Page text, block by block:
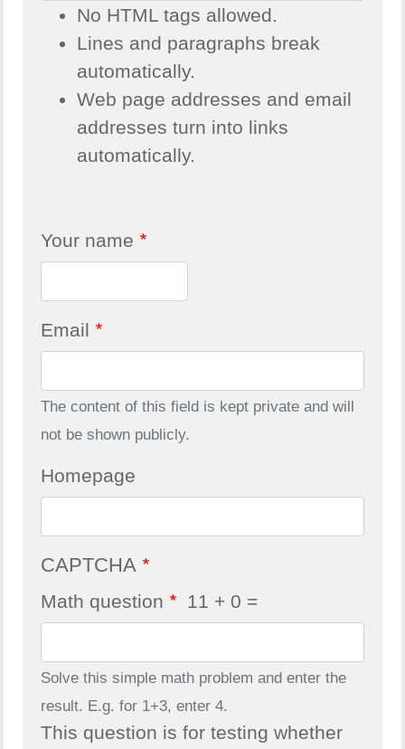
No HTML tags allowed.
Lines and paragraphs break
automatically.
Web page addresses and email
addresses turn into links
automatically.
Your name
Email
The content of this field is kept private and will
not be shown publicly.
Homepage
CAPTCHA
Math question 11 + 0 =
Solve this simple math problem and enter the
result. E.g. for 1+3, enter 4.
This question is for testing whether